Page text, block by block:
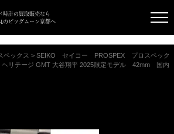
時計の買取販売なら
のビッグムーン京都へ
ペックス > SEIKO セイコー PROSPEX プロスペック
ヘリテージ GMT 大谷翔平 2025限定モデル 42mm 国内